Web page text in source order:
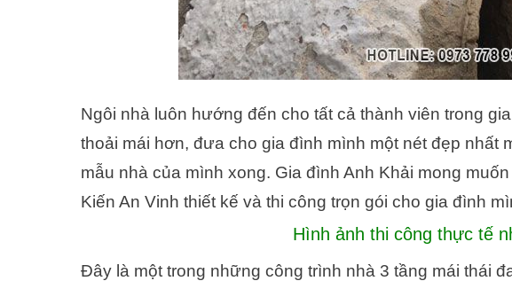
Ngôi nhà luôn hướng đến cho tất cả thành viên trong
thoải mái hơn, đưa cho gia đình mình một nét đẹp nhất
mẫu nhà của mình xong. Gia đình Anh Khải mong
Kiến An Vinh thiết kế và thi công trọn gói cho gia đình
Hình ảnh thi công thực tế
Đây là một trong những công trình nhà 3 tầng mái thái